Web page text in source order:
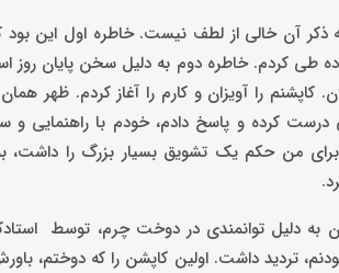
آن خالی از لطف نیست. خاطره اول این بود
طی کردم. خاطره دوم به دلیل سخن پایان روز
کاپشنم را آویزان و کارم را آغاز کردم. ظهر
درست کرده و پاسخ دادم، خودم با راهنمایی
برای من حکم یک تشویق بسیار بزرگ را داشت،
کردم. پس از آن به دلیل توانمندی در دوخت چرم،
‌تردید داشت. اولین کاپشن را که